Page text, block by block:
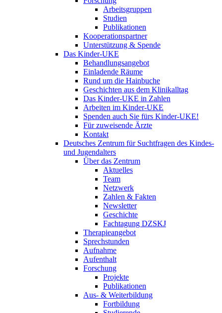
Arbeitsgruppen
Studien
Publikationen
Kooperationspartner
Unterstützung & Spende
Das Kinder-UKE
Behandlungsangebot
Einladende Räume
Rund um die Hainbuche
Geschichten aus dem Klinikalltag
Das Kinder-UKE in Zahlen
Arbeiten im Kinder-UKE
Spenden auch Sie fürs Kinder-UKE!
Für zuweisende Ärzte
Kontakt
Deutsches Zentrum für Suchtfragen des Kindes-
und Jugendalters
Über das Zentrum
Aktuelles
Team
Netzwerk
Zahlen & Fakten
Newsletter
Geschichte
Fachtagung DZSKJ
Therapieangebot
Sprechstunden
Aufnahme
Aufenthalt
Forschung
Projekte
Publikationen
Aus- & Weiterbildung
Fortbildung